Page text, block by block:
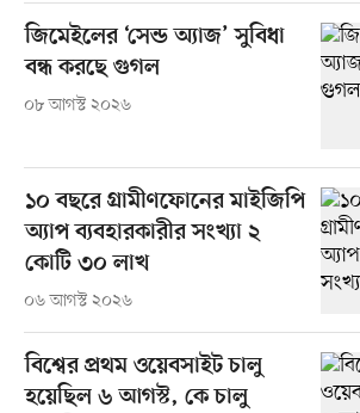
জিমেইলের ‘সেন্ড অ্যাজ’ সুবিধা
বন্ধ করছে গুগল
০৮ আগস্ট ২০২৬
১০ বছরে গ্রামীণফোনের মাইজিপি
অ্যাপ ব্যবহারকারীর সংখ্যা ২
কোটি ৩০ লাখ
০৬ আগস্ট ২০২৬
বিশ্বের প্রথম ওয়েবসাইট চালু
হয়েছিল ৬ আগস্ট, কে চালু